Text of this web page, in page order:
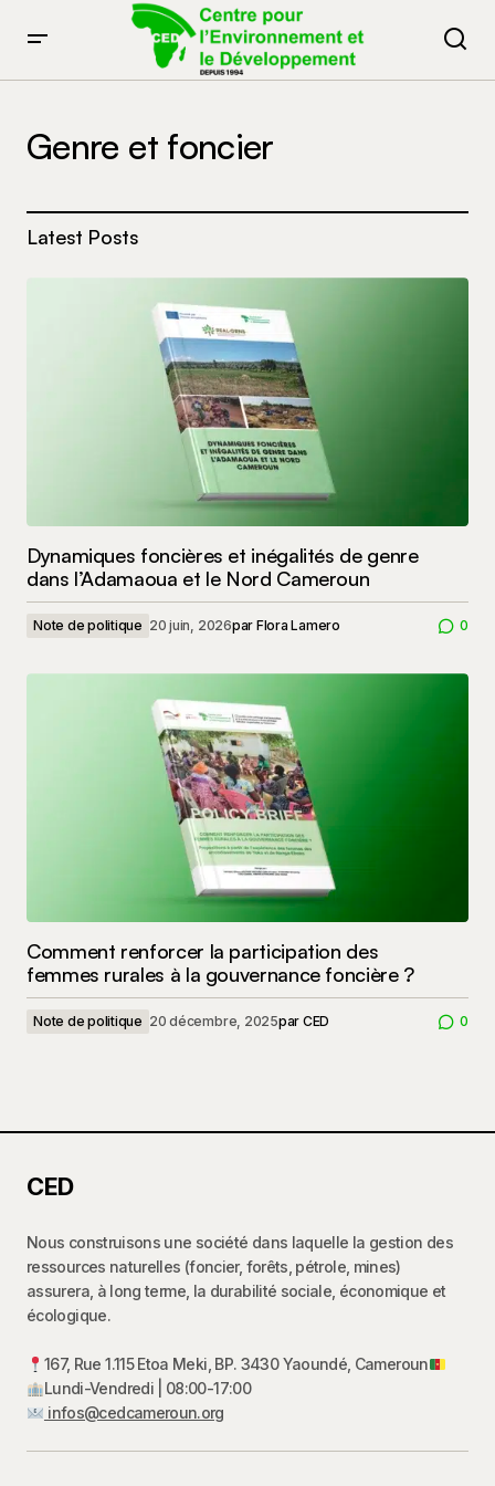
Genre et foncier
Latest Posts
Dynamiques foncières et inégalités de genre
dans l’Adamaoua et le Nord Cameroun
Note de politique 20 juin, 2026par Flora Lamero 0
Comment renforcer la participation des
femmes rurales à la gouvernance foncière ?
Note de politique 20 décembre, 2025par CED 0
CED
Nous construisons une société dans laquelle la gestion des
ressources naturelles (foncier, forêts, pétrole, mines)
assurera, à long terme, la durabilité sociale, économique et
écologique.
167, Rue 1.115 Etoa Meki, BP. 3430 Yaoundé, Cameroun
Lundi-Vendredi | 08:00-17:00
infos@cedcameroun.org